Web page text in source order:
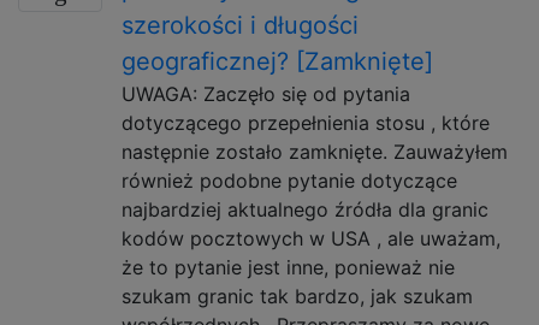
szerokości i długości
geograficznej? [Zamknięte]
UWAGA: Zaczęło się od pytania
dotyczącego przepełnienia stosu , które
następnie zostało zamknięte. Zauważyłem
również podobne pytanie dotyczące
najbardziej aktualnego źródła dla granic
kodów pocztowych w USA , ale uważam,
że to pytanie jest inne, ponieważ nie
szukam granic tak bardzo, jak szukam